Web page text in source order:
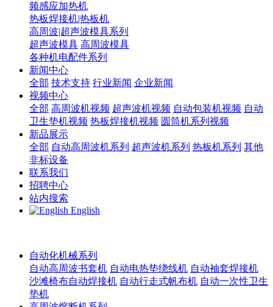
频感应加热机
热板焊接机|热板机
高周波|超声波模具系列
超声波模具 高周波模具
各种机电配件系列
新闻中心
全部 技术支持 行业新闻 企业新闻
视频中心
全部 高周波机视频 超声波机视频 自动包装机视频 自动
卫生垫机视频 热板焊接机视频 圆筒机系列视频
新品展示
全部 自动高周波机系列 超声波机系列 热板机系列 其他
非标设备
联系我们
招聘中心
站内搜索
English
自动化机械系列
自动高周波书套机 自动电热垫绕线机 自动袖套焊接机
沙滩椅布自动焊接机 自动行走式帆布机 自动一次性卫生
垫机